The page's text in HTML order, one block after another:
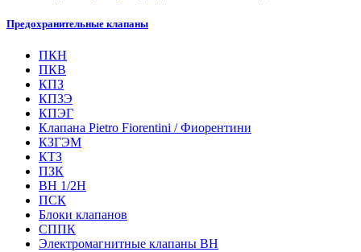
Предохранительные клапаны
ПКН
ПКВ
КПЗ
КПЗЭ
КПЭГ
Клапана Pietro Fiorentini / Фиорентини
КЗГЭМ
КТЗ
ПЗК
ВН 1/2Н
ПСК
Блоки клапанов
СППК
Электромагнитные клапаны ВН